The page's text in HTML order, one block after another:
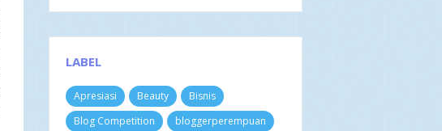
Mar 20256
Jan 2025
202460
Des 2024 3
Nov 20244
LABEL
Apresiasi Beauty
Bisnis
Blog Competition
bloggerperempuan